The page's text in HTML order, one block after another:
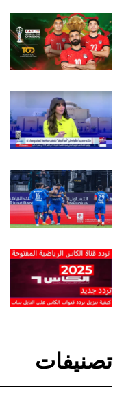
تصنيفات